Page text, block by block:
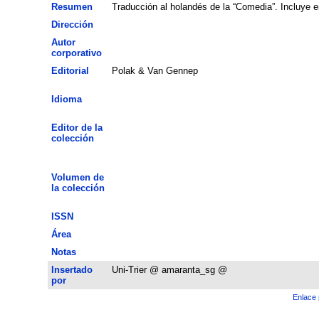
Resumen
Traducción al holandés de la “Comedia”. Incluye
Dirección
Autor
corporativo
Editorial
Polak & Van Gennep
Idioma
Editor de la
colección
Volumen de
la colección
ISSN
Área
Notas
Insertado
por
Uni-Trier @ amaranta_sg @
Enlace